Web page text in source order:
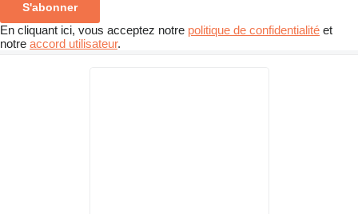
S'abonner
En cliquant ici, vous acceptez notre politique de confidentialité et
notre accord utilisateur.